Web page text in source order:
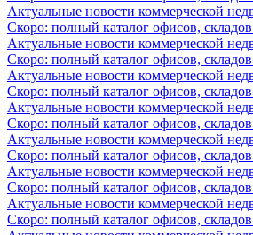
Актуальные новости коммерческой
Скоро: полный каталог офисов,
Актуальные новости коммерческой
Скоро: полный каталог офисов,
Актуальные новости коммерческой
Скоро: полный каталог офисов,
Актуальные новости коммерческой
Скоро: полный каталог офисов,
Актуальные новости коммерческой
Скоро: полный каталог офисов,
Актуальные новости коммерческой
Скоро: полный каталог офисов,
Актуальные новости коммерческой
Скоро: полный каталог офисов,